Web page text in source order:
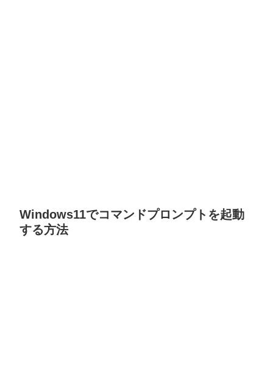
Windows11でコマンドプロンプトを起動
する方法